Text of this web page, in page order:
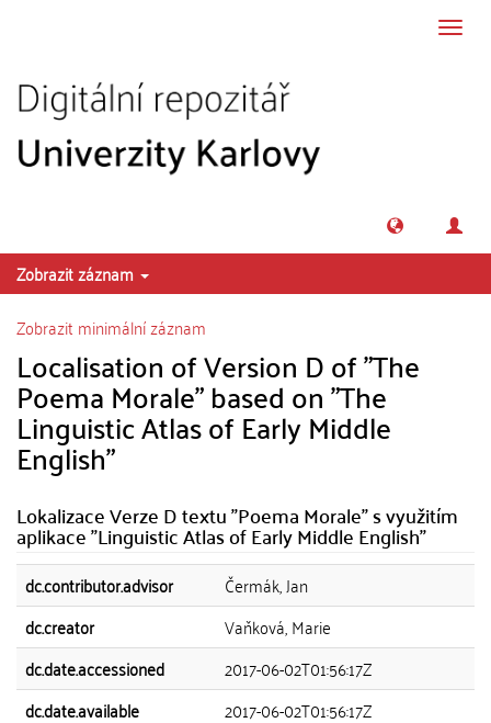
Zobrazit záznam
Zobrazit minimální záznam
Localisation of Version D of "The
Poema Morale" based on "The
Linguistic Atlas of Early Middle
English"
Lokalizace Verze D textu "Poema Morale" s využitím
aplikace "Linguistic Atlas of Early Middle English"
dc.contributor.advisor
Čermák, Jan
dc.creator
Vaňková, Marie
dc.date.accessioned
2017-06-02T01:56:17Z
dc.date.available
2017-06-02T01:56:17Z